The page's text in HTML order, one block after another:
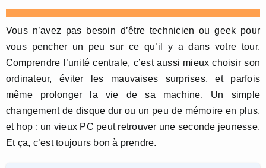
Vous n’avez pas besoin d’être technicien ou geek pour
vous pencher un peu sur ce qu’il y a dans votre tour.
Comprendre l’unité centrale, c’est aussi mieux choisir son
ordinateur, éviter les mauvaises surprises, et parfois
même prolonger la vie de sa machine. Un simple
changement de disque dur ou un peu de mémoire en plus,
et hop : un vieux PC peut retrouver une seconde jeunesse.
Et ça, c’est toujours bon à prendre.